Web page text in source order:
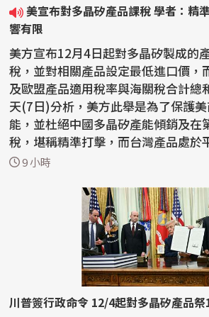
美宣布對多晶矽產品課稅 學者：精準打擊中國、台廠影
響有限
美方宣布12月4日起對多晶矽製成的
稅，並對相關產品設定最低進口價，
及歐盟產品適用稅率與海關稅合計總
天(7日)分析，美方此舉是為了保護
能，並杜絕中國多晶矽產能傾銷及在
稅，堪稱精準打擊，而台灣產品處於
台廠影響有限，...
9 小時
川普簽行政命令 12/4起對多晶矽產品